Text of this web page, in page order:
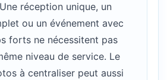
réception unique, un
ou un événement avec
forts ne nécessitent pas
niveau de service. Le
à centraliser peut aussi